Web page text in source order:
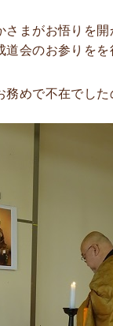
さまがお悟りを開
会のお参りをを
務めで不在でし